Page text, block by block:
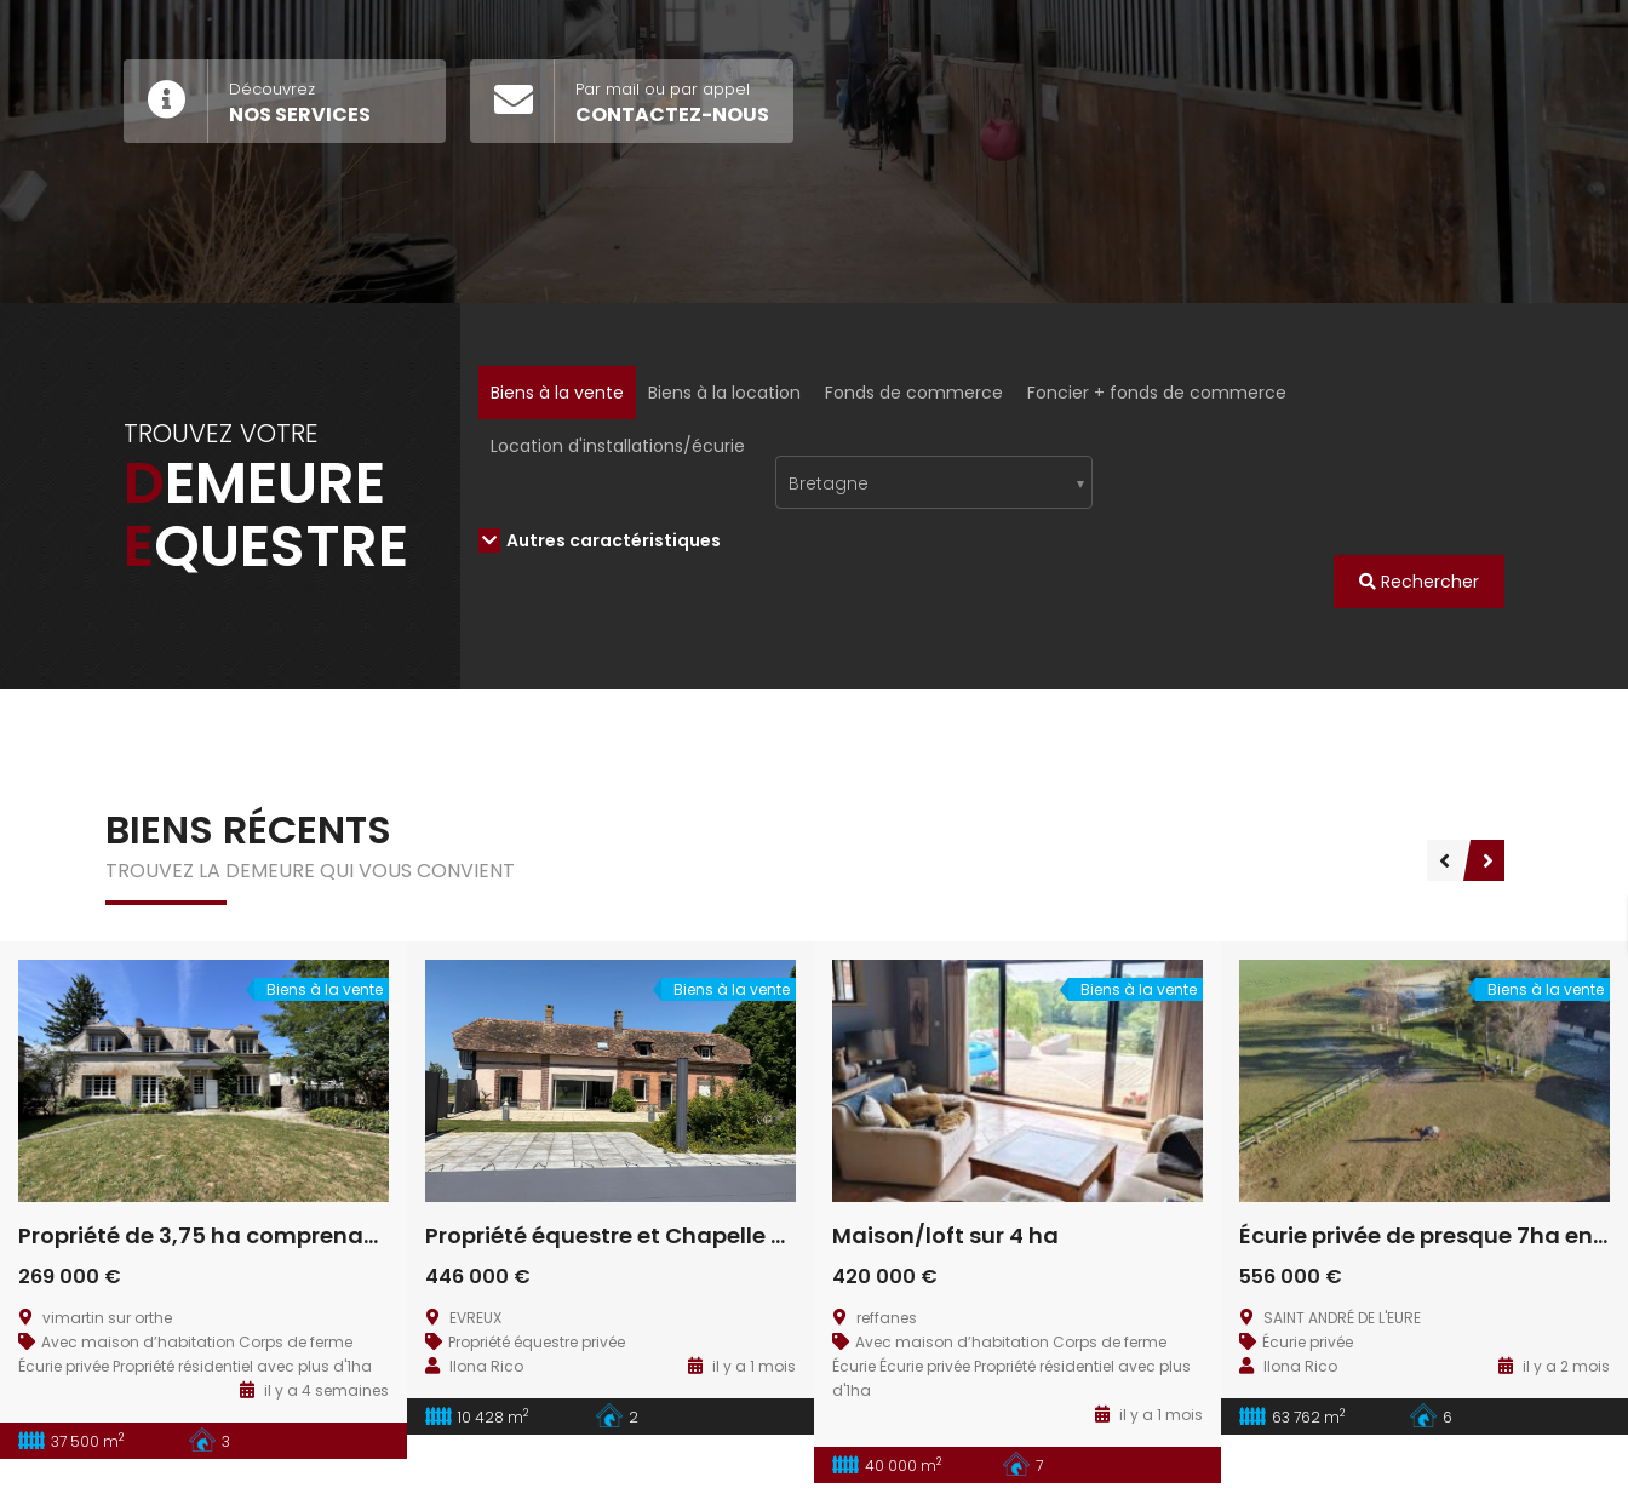
Découvrez
NOS SERVICES
Par mail ou par appel
CONTACTEZ-NOUS
TROUVEZ VOTRE
DEMEURE
EQUESTRE
Biens à la vente Biens à la location Fonds de commerce Foncier + fonds de commerce
Location d'installations/écurie
Bretagne
Autres caractéristiques
Rechercher
BIENS RÉCENTS
TROUVEZ LA DEMEURE QUI VOUS CONVIENT
Biens à la vente
Propriété de 3,75 ha comprenant deux maisons
269 000 €
vimartin sur orthe
Avec maison d’habitation Corps de ferme
Écurie privée Propriété résidentiel avec plus d'1ha
il y a 4 semaines
37 500 m2 3
Biens à la vente
Propriété équestre et Chapelle privée aux portes d’Évreux
446 000 €
EVREUX
Propriété équestre privée
Ilona Rico
il y a 1 mois
10 428 m2 2
Biens à la vente
Maison/loft sur 4 ha
420 000 €
reffanes
Avec maison d’habitation Corps de ferme
Écurie Écurie privée Propriété résidentiel avec plus
d'1ha
il y a 1 mois
40 000 m2 7
Biens à la vente
Écurie privée de presque 7ha entre Evreux et Dreux
556 000 €
SAINT ANDRÉ DE L'EURE
Écurie privée
Ilona Rico
il y a 2 mois
63 762 m2 6